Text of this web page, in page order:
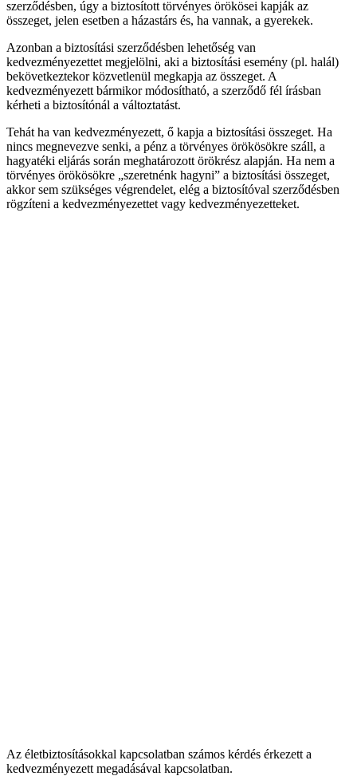
szerződésben, úgy a biztosított törvényes örökösei kapják az
összeget, jelen esetben a házastárs és, ha vannak, a gyerekek.
Azonban a biztosítási szerződésben lehetőség van
kedvezményezettet megjelölni, aki a biztosítási esemény (pl. halál)
bekövetkeztekor közvetlenül megkapja az összeget. A
kedvezményezett bármikor módosítható, a szerződő fél írásban
kérheti a biztosítónál a változtatást.
Tehát ha van kedvezményezett, ő kapja a biztosítási összeget. Ha
nincs megnevezve senki, a pénz a törvényes örökösökre száll, a
hagyatéki eljárás során meghatározott örökrész alapján. Ha nem a
törvényes örökösökre „szeretnénk hagyni” a biztosítási összeget,
akkor sem szükséges végrendelet, elég a biztosítóval szerződésben
rögzíteni a kedvezményezettet vagy kedvezményezetteket.
Az életbiztosításokkal kapcsolatban számos kérdés érkezett a
kedvezményezett megadásával kapcsolatban.